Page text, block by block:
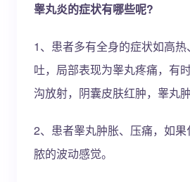
睾丸炎的症状有哪些呢?
1、患者多有全身的症状如高
吐，局部表现为睾丸疼痛，有
沟放射，阴囊皮肤红肿，睾丸
2、患者睾丸肿胀、压痛，如
脓的波动感觉。